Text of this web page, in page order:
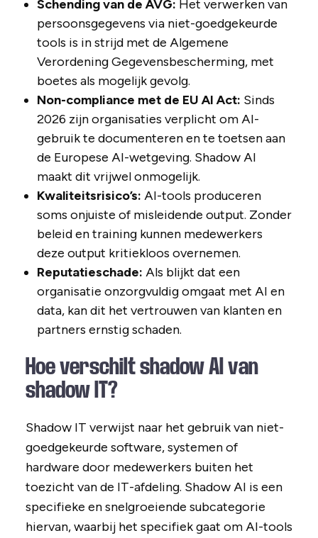
Schending van de AVG: Het verwerken van
persoonsgegevens via niet-goedgekeurde
tools is in strijd met de Algemene
Verordening Gegevensbescherming, met
boetes als mogelijk gevolg.
Non-compliance met de EU AI Act: Sinds
2026 zijn organisaties verplicht om AI-
gebruik te documenteren en te toetsen aan
de Europese AI-wetgeving. Shadow AI
maakt dit vrijwel onmogelijk.
Kwaliteitsrisico’s: AI-tools produceren
soms onjuiste of misleidende output. Zonder
beleid en training kunnen medewerkers
deze output kritiekloos overnemen.
Reputatieschade: Als blijkt dat een
organisatie onzorgvuldig omgaat met AI en
data, kan dit het vertrouwen van klanten en
partners ernstig schaden.
Hoe verschilt shadow AI van
shadow IT?
Shadow IT verwijst naar het gebruik van niet-
goedgekeurde software, systemen of
hardware door medewerkers buiten het
toezicht van de IT-afdeling. Shadow AI is een
specifieke en snelgroeiende subcategorie
hiervan, waarbij het specifiek gaat om AI-tools